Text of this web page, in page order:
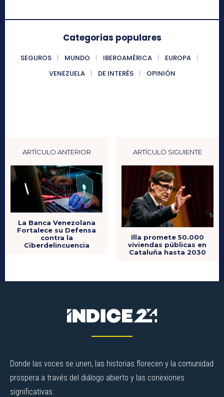
Categorias populares
SEGUROS MUNDO IBEROAMÉRICA
EUROPA
VENEZUELA
DE INTERÉS OPINIÓN
ARTÍCULO ANTERIOR
La Banca Venezolana
Fortalece su Defensa
contra la
Ciberdelincuencia
ARTÍCULO SIGUIENTE
Illa promete 50.000
viviendas públicas en
Cataluña hasta 2030
Donde las voces se unen, las historias florecen y la comunidad
prospera a través del diálogo abierto y las conexiones
significativas.